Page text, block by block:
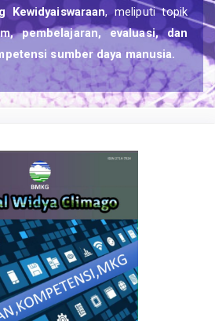
Kewidyaiswaraan, meliputi topik
pembelajaran, evaluasi, dan
sumber daya manusia.